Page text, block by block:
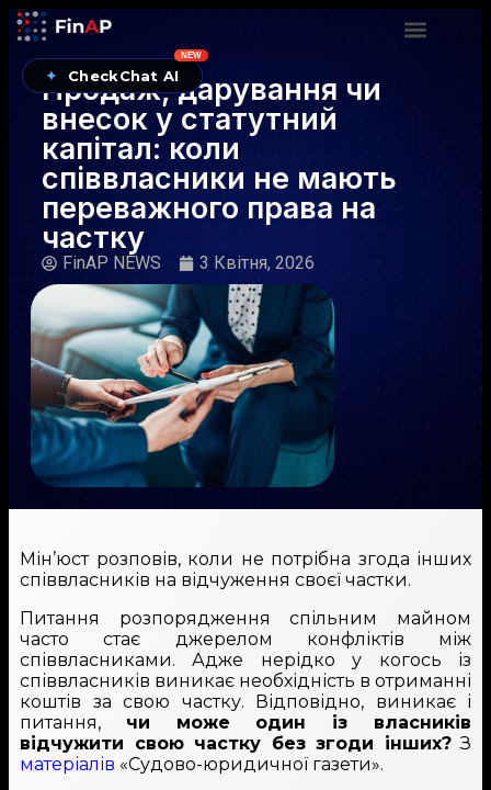
✦ CheckChat AI
NEW
Продаж, дарування чи
внесок у статутний
капітал: коли
співвласники не мають
переважного права на
частку
FinAP NEWS 3 Квітня, 2026
Мін’юст розповів, коли не потрібна згода інших
співвласників на відчуження своєї частки.
Питання розпорядження спільним майном
часто стає джерелом конфліктів між
співвласниками. Адже нерідко у когось із
співвласників виникає необхідність в отриманні
коштів за свою частку. Відповідно, виникає і
питання, чи може один із власників
відчужити свою частку без згоди інших?З
матеріалів «Судово-юридичної газети».